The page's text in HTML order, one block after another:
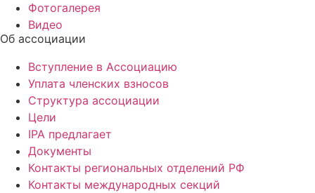
Фотогалерея
Видео
Об ассоциации
Вступление в Ассоциацию
Уплата членских взносов
Структура ассоциации
Цели
IPA предлагает
Документы
Контакты региональных отделений РФ
Контакты международных секций